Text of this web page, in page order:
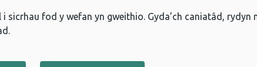
sicrhau fod y wefan yn gweithio. Gyda’ch caniatâd,